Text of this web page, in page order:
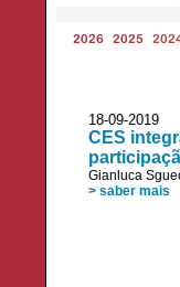
2026 2025
18-09-
CES
Gianluca
> saber mais